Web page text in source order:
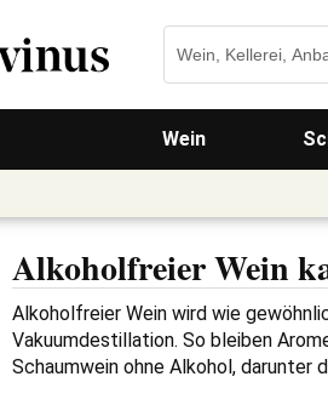
Wein
Alkoholfreier Wein
Alkoholfreier Wein wird wie
Vakuumdestillation. So bleiben
Schaumwein ohne Alkohol, darunter